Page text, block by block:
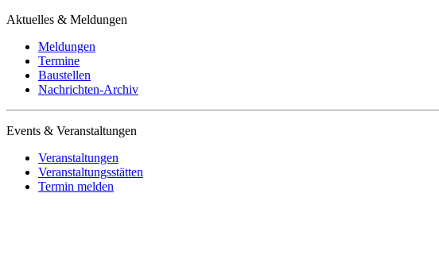
Aktuelles & Meldungen
Meldungen
Termine
Baustellen
Nachrichten-Archiv
Events & Veranstaltungen
Veranstaltungen
Veranstaltungsstätten
Termin melden